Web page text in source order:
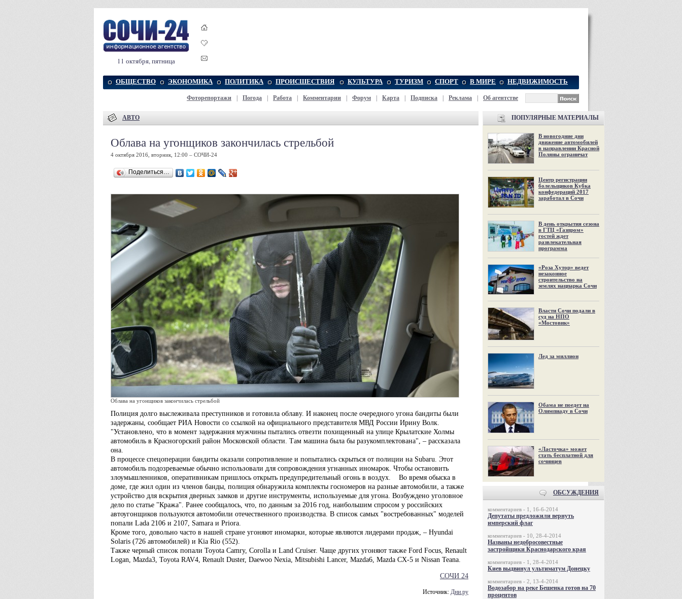
11 октября, пятница
ОБЩЕСТВО ЭКОНОМИКА ПОЛИТИКА ПРОИСШЕСТВИЯ КУЛЬТУРА ТУРИЗМ СПОРТ В МИРЕ НЕДВИЖИМОСТЬ
Фоторепортажи Погода Работа Комментарии Форум Карта Подписка Реклама Об агентстве
АВТО
Облава на угонщиков закончилась стрельбой
4 октября 2016, вторник, 12:00 – СОЧИ-24
Поделиться…
Облава на угонщиков закончилась стрельбой
Полиция долго выслеживала преступников и готовила облаву. И наконец после очередного угона бандиты были
задержаны, сообщает РИА Новости со ссылкой на официального представителя МВД России Ирину Волк.
"Установлено, что в момент задержания мужчины пытались отвезти похищенный на улице Крылатские Холмы
автомобиль в Красногорский район Московской области. Там машина была бы разукомплектована", – рассказала
она.
В процессе спецоперации бандиты оказали сопротивление и попытались скрыться от полиции на Subaru. Этот
автомобиль подозреваемые обычно использовали для сопровождения угнанных иномарок. Чтобы остановить
злоумышленников, оперативникам пришлось открыть предупредительный огонь в воздух. Во время обыска в
доме, где жил один из членов банды, полиция обнаружила комплекты госномеров на разные автомобили, а также
устройство для вскрытия дверных замков и другие инструменты, используемые для угона. Возбуждено уголовное
дело по статье "Кража". Ранее сообщалось, что, по данным за 2016 год, наибольшим спросом у российских
автоугонщиков пользуются автомобили отечественного производства. В список самых "востребованных" моделей
попали Lada 2106 и 2107, Samara и Priora.
Кроме того, довольно часто в нашей стране угоняют иномарки, которые являются лидерами продаж, – Hyundai
Solaris (726 автомобилей) и Kia Rio (552).
Также черный список попали Toyota Camry, Corolla и Land Cruiser. Чаще других угоняют также Ford Focus, Renault
Logan, Mazda3, Toyota RAV4, Renault Duster, Daewoo Nexia, Mitsubishi Lancer, Mazda6, Mazda CX-5 и Nissan Teana.
СОЧИ 24
Источник: Дни.ру
ПОПУЛЯРНЫЕ МАТЕРИАЛЫ
В новогодние дни
движение автомобилей
в направлении Красной
Поляны ограничат
Центр регистрации
болельщиков Кубка
конфедераций 2017
заработал в Сочи
В день открытия сезона
в ГТЦ «Газпром»
гостей ждет
развлекательная
программа
«Роза Хутор» ведет
незаконное
строительство на
землях нацпарка Сочи
Власти Сочи подали в
суд на НПО
«Мостовик»
Лед за миллион
Обама не поедет на
Олимпиаду в Сочи
«Ласточка» может
стать бесплатной для
сочинцев
ОБСУЖДЕНИЯ
комментариев - 1, 16-6-2014
Депутаты предложили вернуть
имперский флаг
комментариев - 10, 28-4-2014
Названы недобросовестные
застройщики Краснодарского края
комментариев - 1, 28-4-2014
Киев выдвинул ультиматум Донецку
комментариев - 2, 13-4-2014
Водозабор на реке Бешенка готов на 70
процентов